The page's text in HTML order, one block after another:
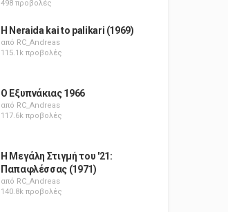
498 προβολές
H Neraida kai to palikari (1969)
από RC_Andreas
115.1k προβολές
Ο Εξυπνάκιας 1966
από RC_Andreas
117.6k προβολές
Η Μεγάλη Στιγμή του '21:
Παπαφλέσσας (1971)
από RC_Andreas
140.8k προβολές